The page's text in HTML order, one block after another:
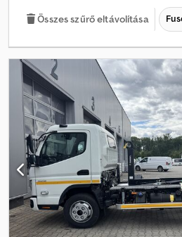
Összes szűrő eltávolítása